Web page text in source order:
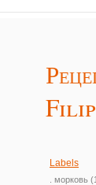
Labels
. морковь